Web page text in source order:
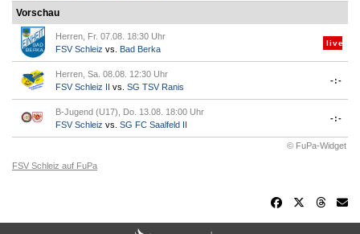
Vorschau
Herren, Fr. 07.08. 18:30 Uhr
FSV Schleiz vs. Bad Berka
live
Herren, Sa. 08.08. 12:30 Uhr
FSV Schleiz II vs. SG TSV Ranis
-:-
B-Jugend (U17), Do. 13.08. 18:00 Uhr
FSV Schleiz vs. SG FC Saalfeld II
-:-
© FuPa-Widget
FSV Schleiz auf FuPa